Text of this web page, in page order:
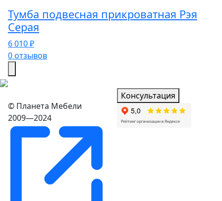
Тумба подвесная прикроватная Рэя
Серая
6 010 ₽
0 отзывов
© Планета Мебели
2009—2024
Консультация